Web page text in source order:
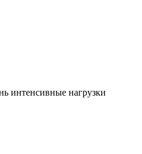
интенсивные нагрузки